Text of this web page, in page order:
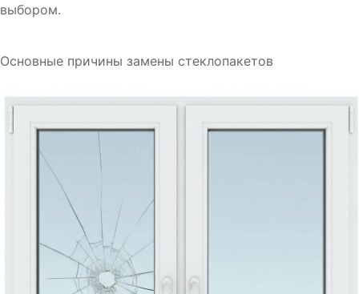
выбором.
Основные причины замены стеклопакетов